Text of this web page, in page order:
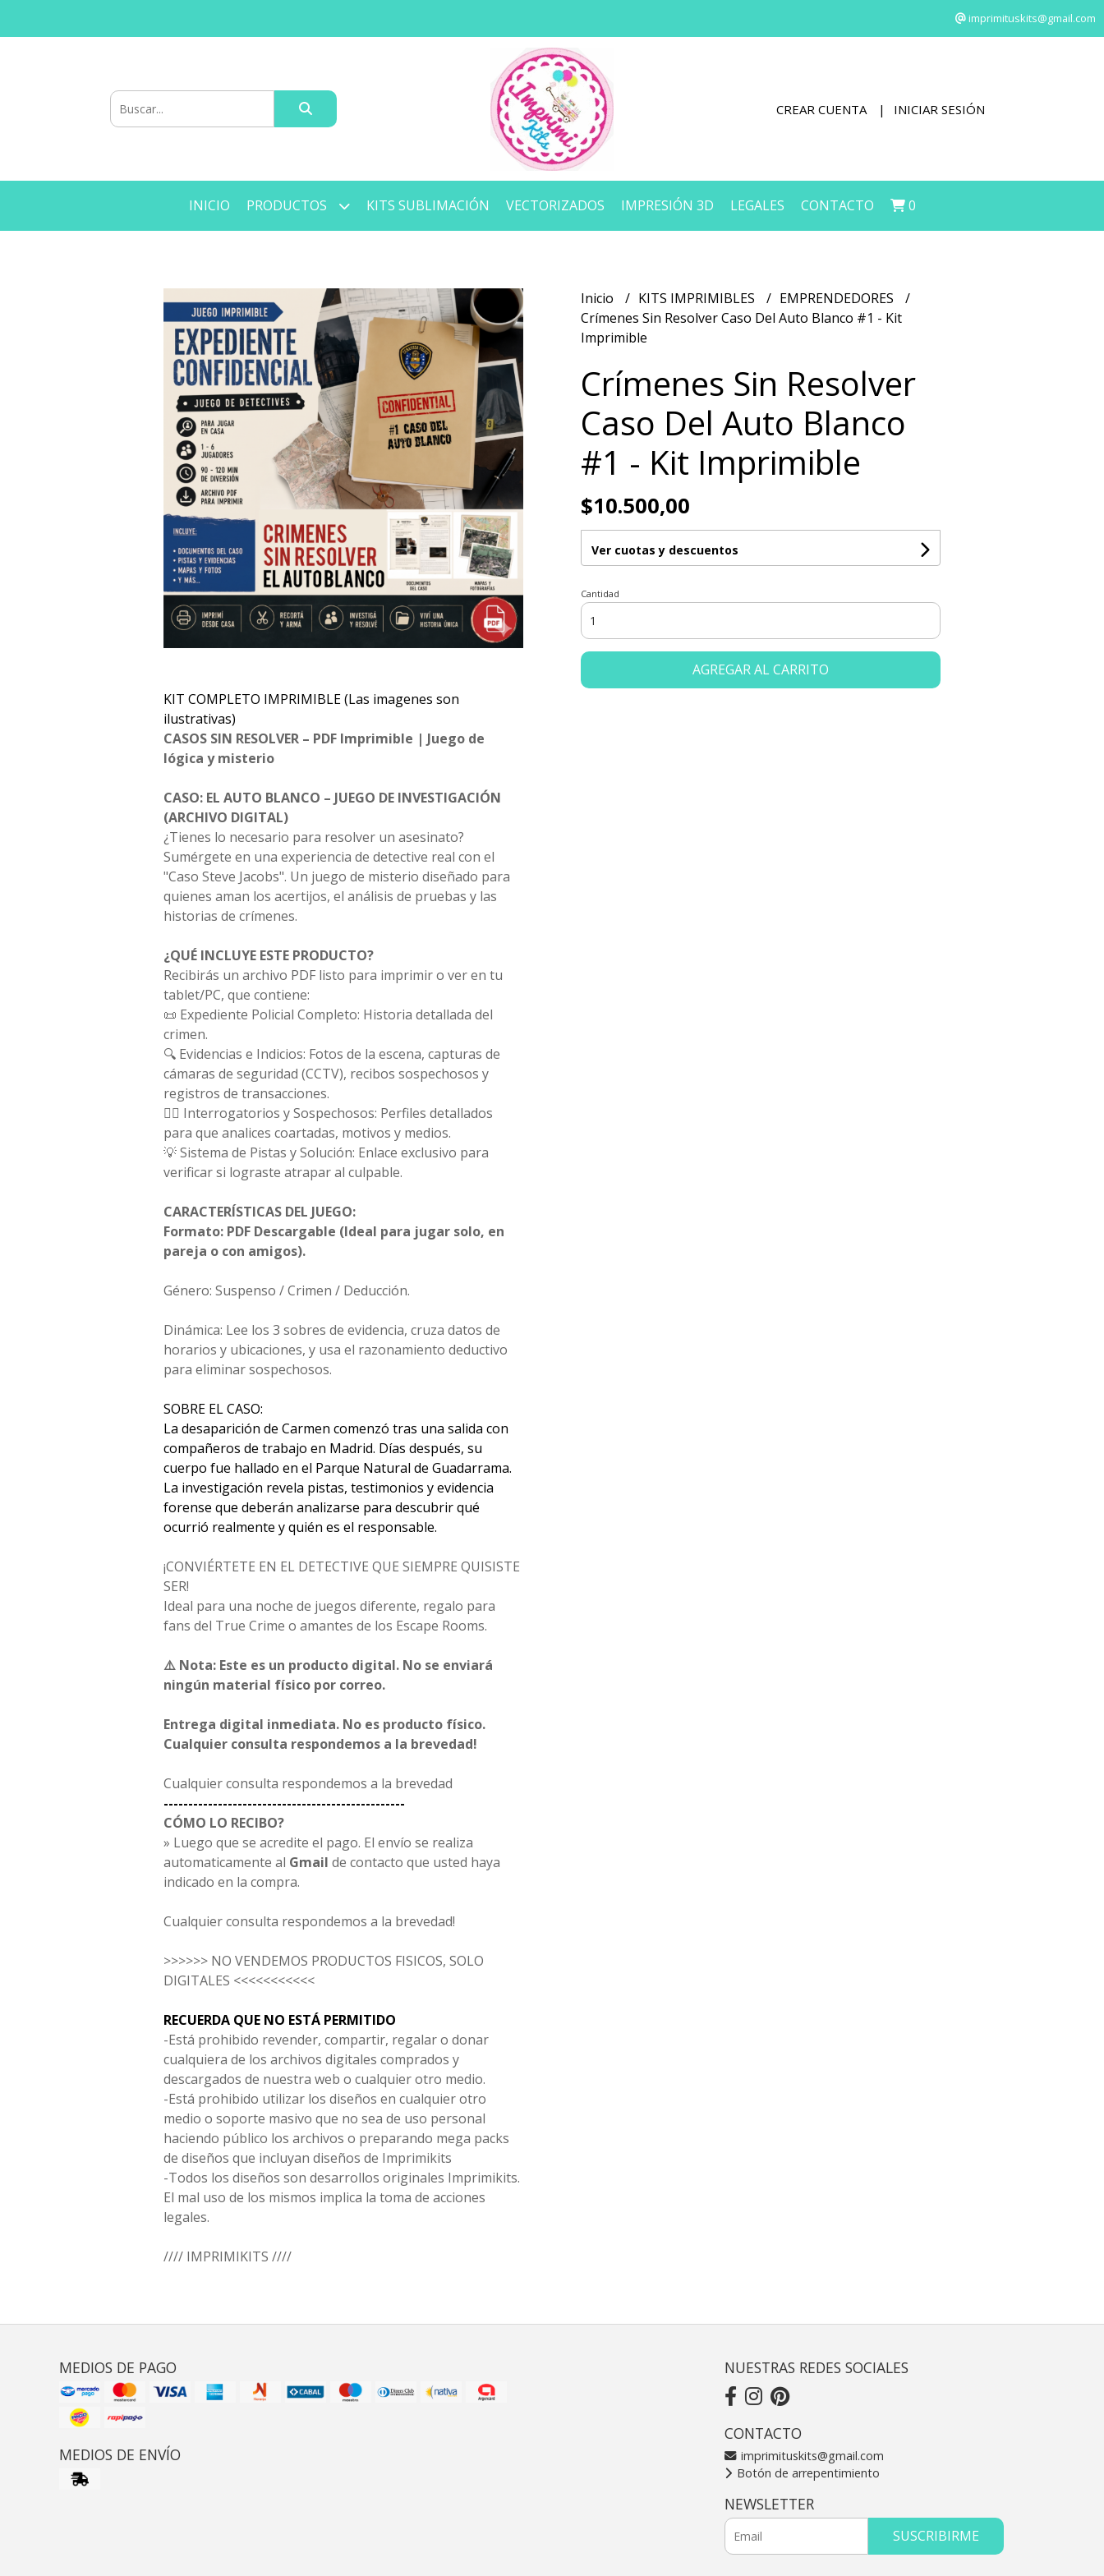
imprimituskits@gmail.com
CREAR CUENTA INICIAR SESIÓN
INICIO PRODUCTOS KITS SUBLIMACIÓN VECTORIZADOS IMPRESIÓN 3D LEGALES CONTACTO 0
KIT COMPLETO IMPRIMIBLE (Las imagenes son
ilustrativas)
CASOS SIN RESOLVER – PDF Imprimible | Juego de
lógica y misterio
CASO: EL AUTO BLANCO – JUEGO DE INVESTIGACIÓN
(ARCHIVO DIGITAL)
¿Tienes lo necesario para resolver un asesinato?
Sumérgete en una experiencia de detective real con el
"Caso Steve Jacobs". Un juego de misterio diseñado para
quienes aman los acertijos, el análisis de pruebas y las
historias de crímenes.
¿QUÉ INCLUYE ESTE PRODUCTO?
Recibirás un archivo PDF listo para imprimir o ver en tu
tablet/PC, que contiene:
📜 Expediente Policial Completo: Historia detallada del
crimen.
🔍 Evidencias e Indicios: Fotos de la escena, capturas de
cámaras de seguridad (CCTV), recibos sospechosos y
registros de transacciones.
🕵️‍♀️ Interrogatorios y Sospechosos: Perfiles detallados
para que analices coartadas, motivos y medios.
💡 Sistema de Pistas y Solución: Enlace exclusivo para
verificar si lograste atrapar al culpable.
CARACTERÍSTICAS DEL JUEGO:
Formato: PDF Descargable (Ideal para jugar solo, en
pareja o con amigos).
Género: Suspenso / Crimen / Deducción.
Dinámica: Lee los 3 sobres de evidencia, cruza datos de
horarios y ubicaciones, y usa el razonamiento deductivo
para eliminar sospechosos.
SOBRE EL CASO:
La desaparición de Carmen comenzó tras una salida con
compañeros de trabajo en Madrid. Días después, su
cuerpo fue hallado en el Parque Natural de Guadarrama.
La investigación revela pistas, testimonios y evidencia
forense que deberán analizarse para descubrir qué
ocurrió realmente y quién es el responsable.
¡CONVIÉRTETE EN EL DETECTIVE QUE SIEMPRE QUISISTE
SER!
Ideal para una noche de juegos diferente, regalo para
fans del True Crime o amantes de los Escape Rooms.
⚠️ Nota: Este es un producto digital. No se enviará
ningún material físico por correo.
Entrega digital inmediata. No es producto físico.
Cualquier consulta respondemos a la brevedad!
Cualquier consulta respondemos a la brevedad
-------------------------------------------------
CÓMO LO RECIBO?
» Luego que se acredite el pago. El envío se realiza
automaticamente al Gmail de contacto que usted haya
indicado en la compra.
Cualquier consulta respondemos a la brevedad!
>>>>>> NO VENDEMOS PRODUCTOS FISICOS, SOLO
DIGITALES <<<<<<<<<<<
RECUERDA QUE NO ESTÁ PERMITIDO
-Está prohibido revender, compartir, regalar o donar
cualquiera de los archivos digitales comprados y
descargados de nuestra web o cualquier otro medio.
-Está prohibido utilizar los diseños en cualquier otro
medio o soporte masivo que no sea de uso personal
haciendo público los archivos o preparando mega packs
de diseños que incluyan diseños de Imprimikits
-Todos los diseños son desarrollos originales Imprimikits.
El mal uso de los mismos implica la toma de acciones
legales.
//// IMPRIMIKITS ////
Inicio KITS IMPRIMIBLES
EMPRENDEDORES
Crímenes Sin Resolver Caso Del Auto Blanco #1 - Kit
Imprimible
Crímenes Sin Resolver
Caso Del Auto Blanco
#1 - Kit Imprimible
$10.500,00
Ver cuotas y descuentos
Cantidad
AGREGAR AL CARRITO
MEDIOS DE PAGO
MEDIOS DE ENVÍO
NUESTRAS REDES SOCIALES
CONTACTO
imprimituskits@gmail.com
Botón de arrepentimiento
NEWSLETTER
SUSCRIBIRME